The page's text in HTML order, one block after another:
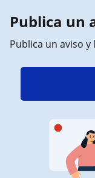
Publica un
Publica un aviso